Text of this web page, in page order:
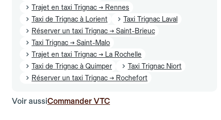
Trajet en taxi Trignac → Rennes
Taxi de Trignac à Lorient
Taxi Trignac Laval
Réserver un taxi Trignac → Saint-Brieuc
Taxi Trignac → Saint-Malo
Trajet en taxi Trignac → La Rochelle
Taxi de Trignac à Quimper
Taxi Trignac Niort
Réserver un taxi Trignac → Rochefort
Voir aussiCommander VTC